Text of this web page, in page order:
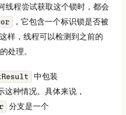
线程尝试获取这个锁时，都会
，它包含一个标识锁是否被
样，线程可以检测到之前的
处理。
中包装
这种情况。具体来说，
分支是一个